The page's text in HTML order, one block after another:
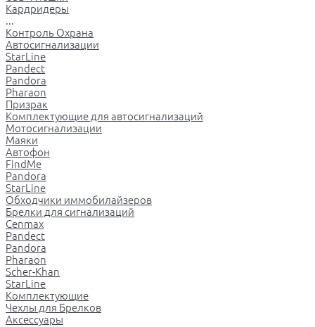
Кардридеры
...
Контроль Охрана
Автосигнализации
StarLine
Pandect
Pandora
Pharaon
Призрак
Комплектующие для автосигнализаций
Мотосигнализации
Маяки
Автофон
FindMe
Pandora
StarLine
Обходчики иммобилайзеров
Брелки для сигнализаций
Cenmax
Pandect
Pandora
Pharaon
Scher-Khan
StarLine
Комплектующие
Чехлы для Брелков
Аксессуары